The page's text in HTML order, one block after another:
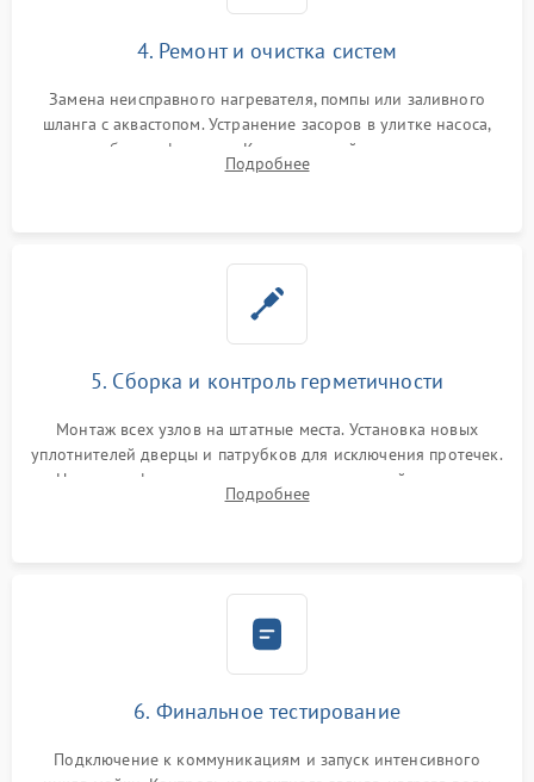
4. Ремонт и очистка систем
Замена неисправного нагревателя, помпы или заливного
шланга с аквастопом. Устранение засоров в улитке насоса,
патрубках и фильтрах. Компонентный ремонт платы
управления, восстановление поврежденной проводки.
Подробнее
5. Сборка и контроль герметичности
Монтаж всех узлов на штатные места. Установка новых
уплотнителей дверцы и патрубков для исключения протечек.
Надежная фиксация хомутов гидравлической системы,
сборка корпуса и установка датчика поплавка.
Подробнее
6. Финальное тестирование
Подключение к коммуникациям и запуск интенсивного